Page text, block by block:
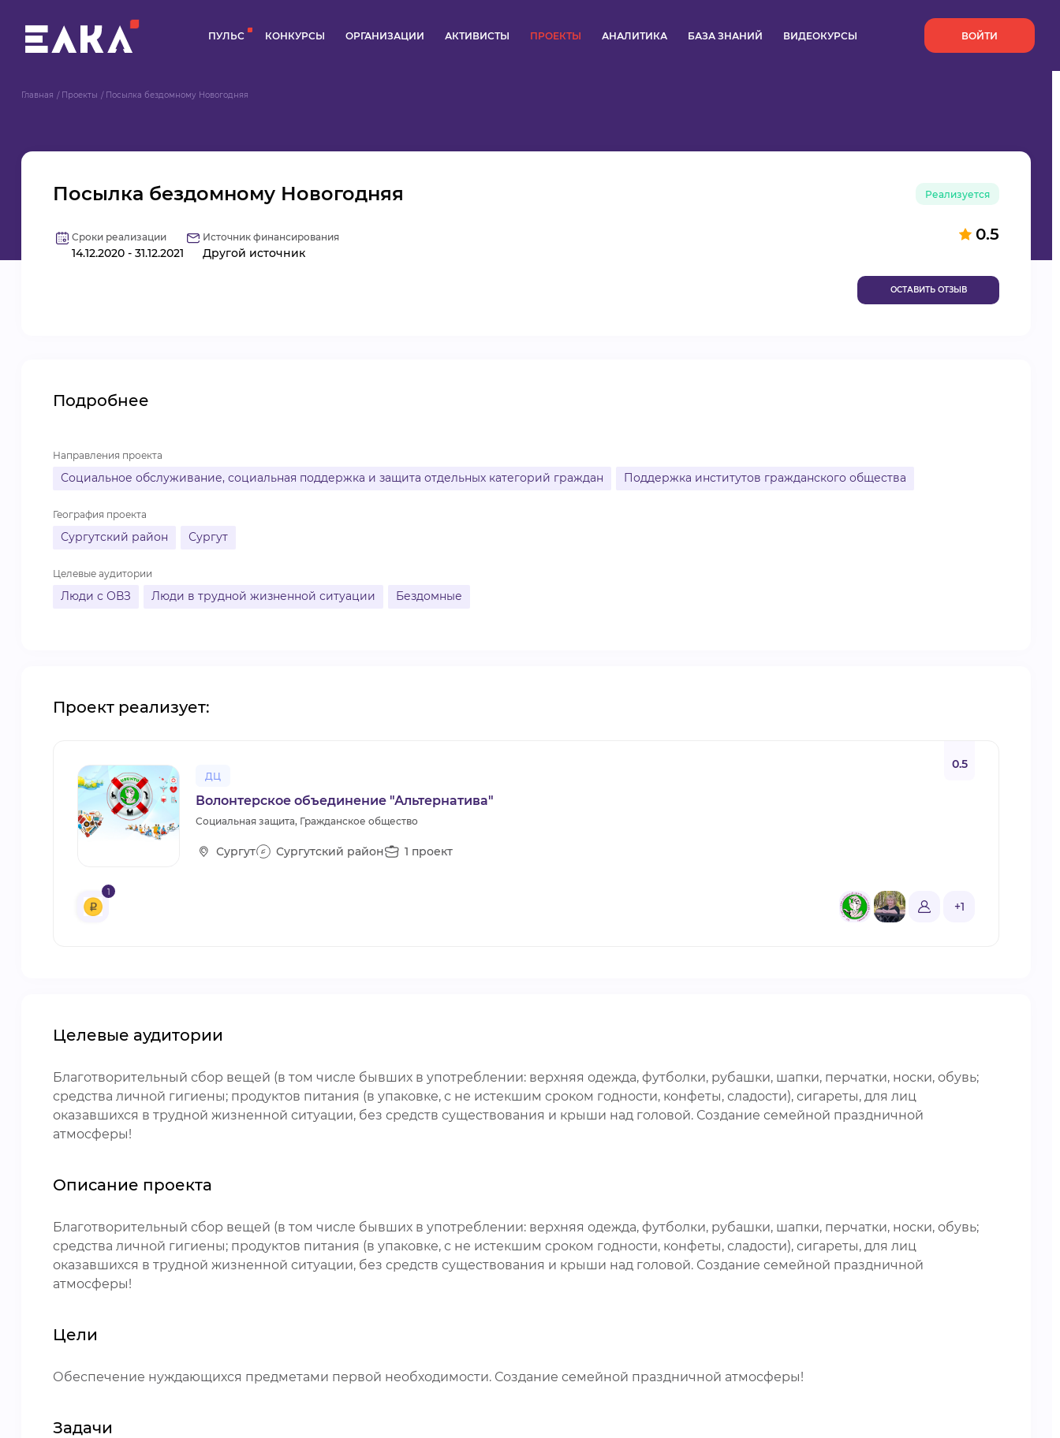
ПУЛЬС КОНКУРСЫ ОРГАНИЗАЦИИ АКТИВИСТЫ ПРОЕКТЫ АНАЛИТИКА БАЗА ЗНАНИЙ ВИДЕОКУРСЫ ВОЙТИ
Главная Проекты Посылка бездомному Новогодняя
Посылка бездомному Новогодняя Реализуется
0.5
Сроки реализации
14.12.2020 - 31.12.2021
Источник финансирования
Другой источник
ОСТАВИТЬ ОТЗЫВ
Подробнее
Направления проекта
Социальное обслуживание, социальная поддержка и защита отдельных категорий граждан Поддержка институтов гражданского общества
География проекта
Сургутский район Сургут
Целевые аудитории
Люди с ОВЗ Люди в трудной жизненной ситуации Бездомные
Проект реализует:
ДЦ
0.5
Волонтерское объединение "Альтернатива"
Социальная защита, Гражданское общество
Сургут Сургутский район 1 проект
1
+1
Целевые аудитории
Благотворительный сбор вещей (в том числе бывших в употреблении: верхняя одежда, футболки, рубашки, шапки, перчатки, носки, обувь;
средства личной гигиены; продуктов питания (в упаковке, с не истекшим сроком годности, конфеты, сладости), сигареты, для лиц
оказавшихся в трудной жизненной ситуации, без средств существования и крыши над головой. Создание семейной праздничной
атмосферы!
Описание проекта
Благотворительный сбор вещей (в том числе бывших в употреблении: верхняя одежда, футболки, рубашки, шапки, перчатки, носки, обувь;
средства личной гигиены; продуктов питания (в упаковке, с не истекшим сроком годности, конфеты, сладости), сигареты, для лиц
оказавшихся в трудной жизненной ситуации, без средств существования и крыши над головой. Создание семейной праздничной
атмосферы!
Цели
Обеспечение нуждающихся предметами первой необходимости. Создание семейной праздничной атмосферы!
Задачи